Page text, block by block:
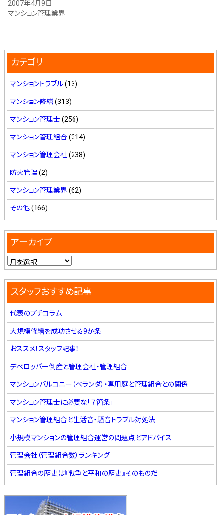
2007年4月9日
マンション管理業界
カテゴリ
マンショントラブル(13)
マンション修繕(313)
マンション管理士 (256)
マンション管理組合(314)
マンション管理会社 (238)
防火管理 (2)
マンション管理業界(62)
その他(166)
アーカイブ
スタッフおすすめ記事
代表のプチコラム
大規模修繕を成功させる9か条
おススメ！スタッフ記事！
デベロッパー倒産と管理会社・管理組合
マンションバルコニー（ベランダ）・専用庭と管理組合との関係
マンション管理士に必要な「７箇条」
マンション管理組合と生活音・騒音トラブル対処法
小規模マンションの管理組合運営の問題点とアドバイス
管理会社（管理組合数）ランキング
管理組合の歴史は『戦争と平和の歴史』そのものだ